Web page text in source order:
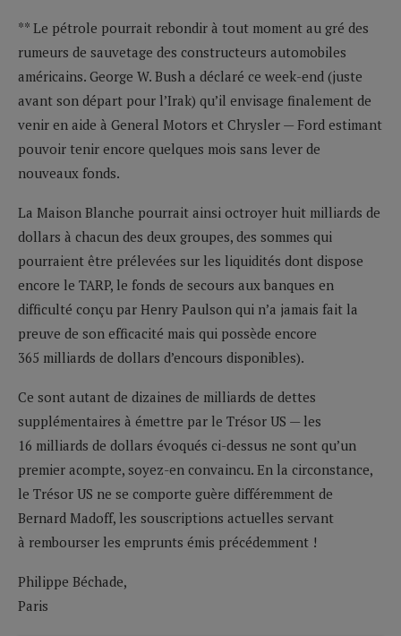
** Le pétrole pourrait rebondir à tout moment au gré des
rumeurs de sauvetage des constructeurs automobiles
américains. George W. Bush a déclaré ce week-end (juste
avant son départ pour l’Irak) qu’il envisage finalement de
venir en aide à General Motors et Chrysler — Ford estimant
pouvoir tenir encore quelques mois sans lever de
nouveaux fonds.
La Maison Blanche pourrait ainsi octroyer huit milliards de
dollars à chacun des deux groupes, des sommes qui
pourraient être prélevées sur les liquidités dont dispose
encore le TARP, le fonds de secours aux banques en
difficulté conçu par Henry Paulson qui n’a jamais fait la
preuve de son efficacité mais qui possède encore
365 milliards de dollars d’encours disponibles).
Ce sont autant de dizaines de milliards de dettes
supplémentaires à émettre par le Trésor US — les
16 milliards de dollars évoqués ci-dessus ne sont qu’un
premier acompte, soyez-en convaincu. En la circonstance,
le Trésor US ne se comporte guère différemment de
Bernard Madoff, les souscriptions actuelles servant
à rembourser les emprunts émis précédemment !
Philippe Béchade,
Paris